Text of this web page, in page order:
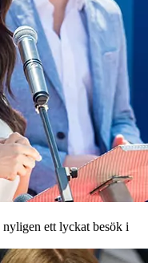
ett lyckat besök i